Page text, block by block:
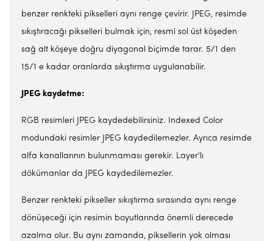
benzer renkteki pikselleri aynı renge çevirir. JPEG, resimde
sıkıştıracağı pikselleri bulmak için, resmi sol üst köşeden
sağ alt köşeye doğru diyagonal biçimde tarar. 5/1 den
15/1 e kadar oranlarda sıkıştırma uygulanabilir.
JPEG kaydetme:
RGB resimleri JPEG kaydedebilirsiniz. Indexed Color
modundaki resimler JPEG kaydedilemezler. Ayrıca resimde
alfa kanallarının bulunmaması gerekir. Layer'lı
dökümanlar da JPEG kaydedilemezler.
Benzer renkteki pikseller sıkıştırma sırasında aynı renge
dönüşeceği için resimin boyutlarında önemli derecede
azalma olur. Bu aynı zamanda, piksellerin yok olması